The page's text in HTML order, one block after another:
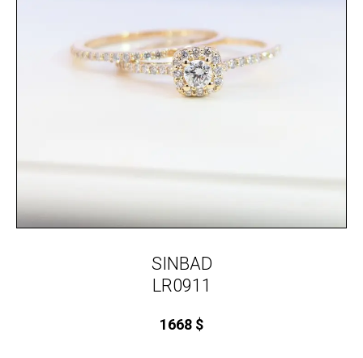
SINBAD
LR0911
1668 $